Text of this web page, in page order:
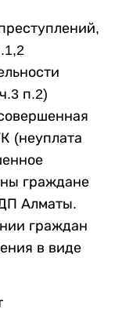
п.2)
(неуплата
граждане
Алматы.
граждан
в виде